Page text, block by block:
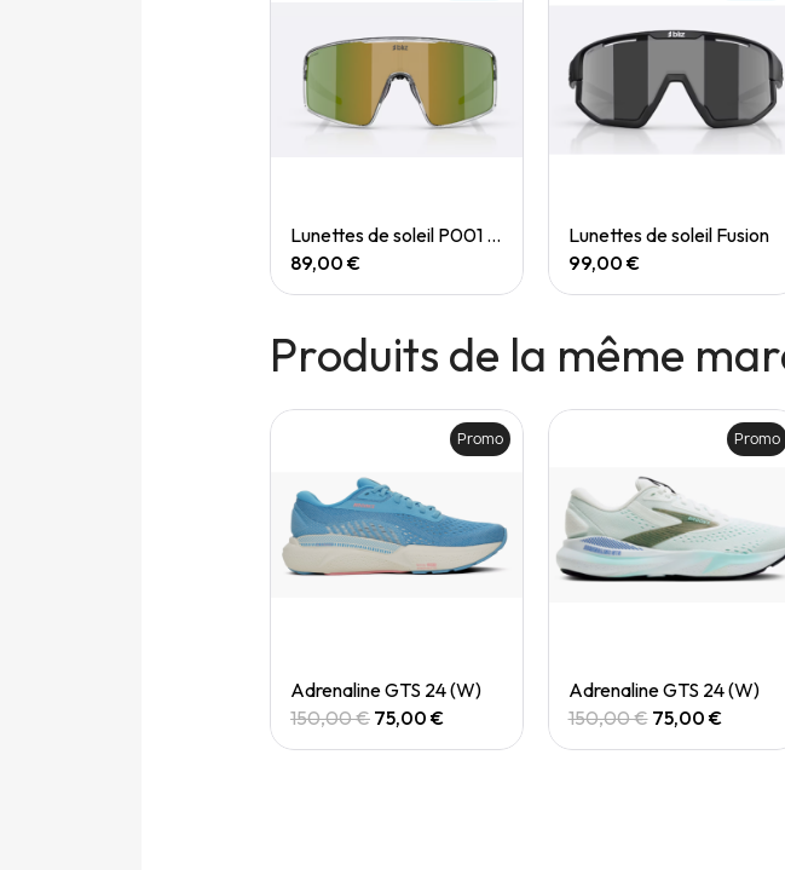
Quick View
Lunettes de soleil P001 Small
89,00 €
Quick View
Lunettes de soleil Fusion
99,00 €
Produits de la même
Quick View
Promo
Adrenaline GTS 24 (W)
150,00 € 75,00 €
Quick View
Promo
Adrenaline GTS 24 (W)
150,00 € 75,00 €